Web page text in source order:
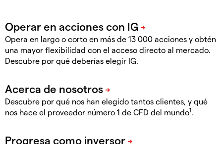
Opera en largo o corto en más de 13 000 acciones y obtén
una mayor flexibilidad con el acceso directo al mercado.
Descubre por qué deberías elegir IG.
Descubre por qué nos han elegido tantos clientes, y qué
nos hace el proveedor número 1 de CFD del mundo1.